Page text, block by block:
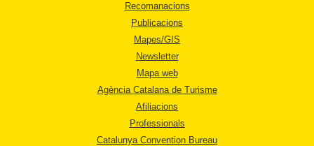
Recomanacions
Publicacions
Mapes/GIS
Newsletter
Mapa web
Agència Catalana de Turisme
Afiliacions
Professionals
Catalunya Convention Bureau